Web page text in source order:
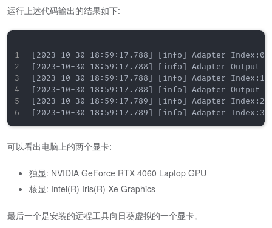
运行上述代码输出的结果如下:
[2023-10-30 18:59:17.788] [info]
[2023-10-30 18:59:17.788] [info]
Adapter Output
[2023-10-30 18:59:17.788] [info]
[2023-10-30 18:59:17.788] [info]
Adapter Output
[2023-10-30 18:59:17.789] [info]
[2023-10-30 18:59:17.789] [info]
可以看出电脑上的两个显卡:
独显: NVIDIA GeForce RTX 4060 Laptop GPU
核显: Intel(R) Iris(R) Xe Graphics
最后一个是安装的远程工具向日葵虚拟的一个显卡。